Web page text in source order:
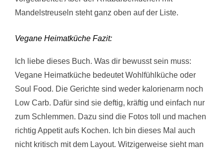
Mandelstreuseln steht ganz oben auf der Liste.
Vegane Heimatküche Fazit:
Ich liebe dieses Buch. Was dir bewusst sein muss:
Vegane Heimatküche bedeutet Wohlfühlküche oder
Soul Food. Die Gerichte sind weder kalorienarm noch
Low Carb. Dafür sind sie deftig, kräftig und einfach nur
zum Schlemmen. Dazu sind die Fotos toll und machen
richtig Appetit aufs Kochen. Ich bin dieses Mal auch
nicht kritisch mit dem Layout. Witzigerweise sieht man